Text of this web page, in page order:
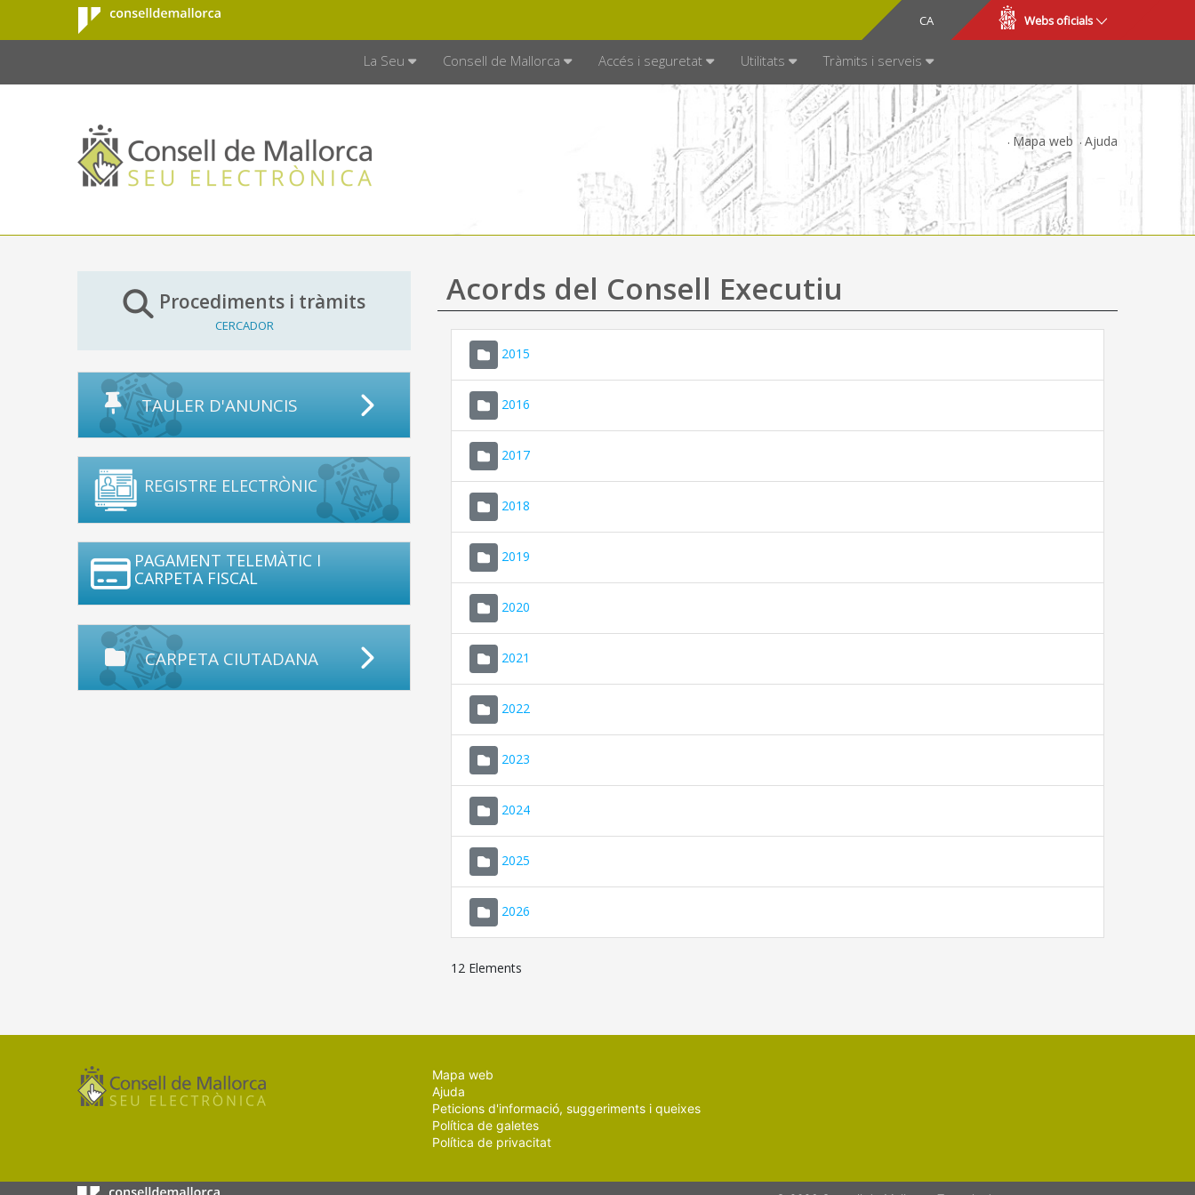
Salta al contingut principal
Consell de
Mallorca
CA
ES Webs oficials
La Seu Consell de Mallorca Accés i seguretat Utilitats Tràmits i serveis
Mapa web Ajuda
Procediments i tràmits
CERCADOR
TAULER D'ANUNCIS
REGISTRE ELECTRÒNIC
PAGAMENT TELEMÀTIC I
CARPETA FISCAL
CARPETA CIUTADANA
Acords del Consell Executiu
2015
2016
2017
2018
2019
2020
2021
2022
2023
2024
2025
2026
12 Elements
Mapa web
Ajuda
Peticions d'informació, suggeriments i queixes
Política de galetes
Política de privacitat